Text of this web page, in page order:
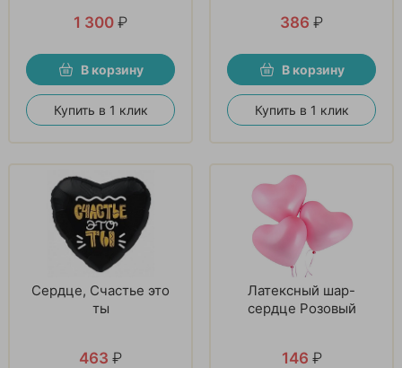
1 300 ₽
В корзину
Купить в 1 клик
386 ₽
В корзину
Купить в 1 клик
Сердце, Счастье это
ты
463 ₽
Латексный шар-
сердце Розовый
146 ₽